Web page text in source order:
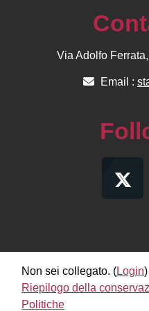
Via Adolfo
Email :
Non sei collegato. (Login)
Riepilogo della
Politiche